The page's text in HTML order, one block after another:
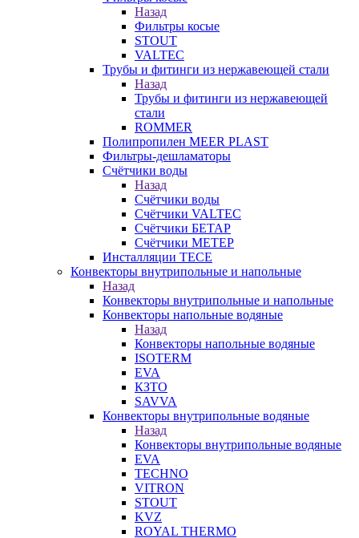
Назад
Фильтры косые
STOUT
VALTEC
Трубы и фитинги из нержавеющей стали
Назад
Трубы и фитинги из нержавеющей
стали
ROMMER
Полипропилен MEER PLAST
Фильтры-дешламаторы
Счётчики воды
Назад
Счётчики воды
Счётчики VALTEC
Счётчики БЕТАР
Счётчики МЕТЕР
Инсталляции TECE
Конвекторы внутрипольные и напольные
Назад
Конвекторы внутрипольные и напольные
Конвекторы напольные водяные
Назад
Конвекторы напольные водяные
ISOTERM
EVA
КЗТО
SAVVA
Конвекторы внутрипольные водяные
Назад
Конвекторы внутрипольные водяные
EVA
TECHNO
VITRON
STOUT
KVZ
ROYAL THERMO